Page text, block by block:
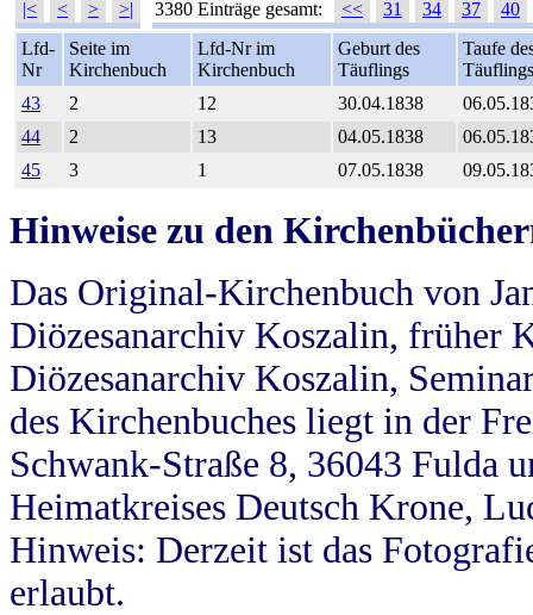
|< < > >| 3380 Einträge gesamt: << 31 34 37
40
Lfd-
Nr
Seite im
Kirchenbuch
Lfd-Nr im
Kirchenbuch
Geburt des
Täuflings
Taufe
Täuflings
43
2 12 30.04.1838
44
2 13 04.05.1838
45
3 1 07.05.1838
Hinweise zu den
Das Original-Kirchenbuch von
Diözesanarchiv Koszalin, früher
Diözesanarchiv Koszalin,
des Kirchenbuches liegt in der
Schwank-Straße 8, 36043 Fulda
Heimatkreises Deutsch Krone,
Hinweis: Derzeit ist das
erlaubt.